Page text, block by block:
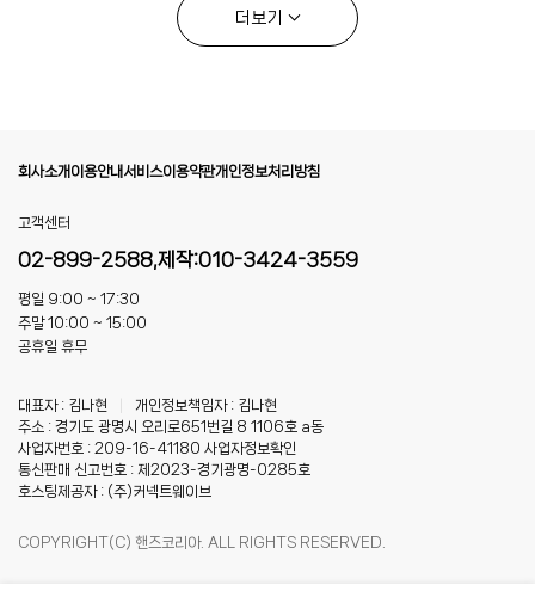
더보기
회사소개 이용안내서비스이용약관개인정보처리방침
고객센터
02-899-2588,제작:010-3424-3559
평일 9:00 ~ 17:30
주말 10:00 ~ 15:00
공휴일 휴무
대표자 : 김나현
개인정보책임자 : 김나현
주소 : 경기도 광명시 오리로651번길 8 1106호 a동
사업자번호 : 209-16-41180 사업자정보확인
통신판매 신고번호 : 제2023-경기광명-0285호
호스팅제공자 : (주)커넥트웨이브
COPYRIGHT(C) 핸즈코리아. ALL RIGHTS RESERVED.